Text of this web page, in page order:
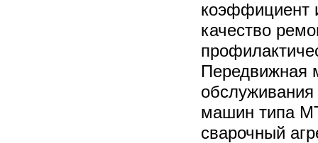
коэффициент
качество
Передвижная
машин типа
сварочный